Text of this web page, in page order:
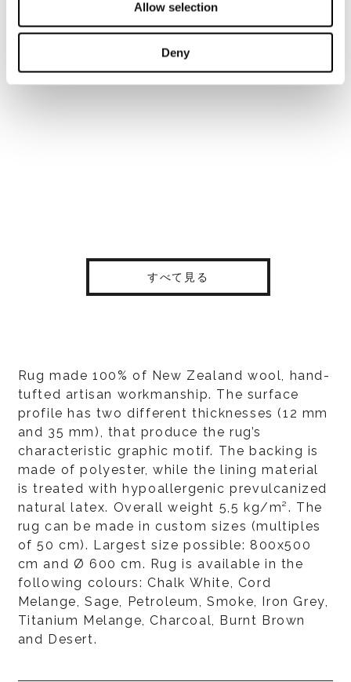
Allow selection
Deny
すべて見る
Rug made 100% of New Zealand wool, hand-
tufted artisan workmanship. The surface
profile has two different thicknesses (12 mm
and 35 mm), that produce the rug’s
characteristic graphic motif. The backing is
made of polyester, while the lining material
is treated with hypoallergenic prevulcanized
natural latex. Overall weight 5,5 kg/m². The
rug can be made in custom sizes (multiples
of 50 cm). Largest size possible: 800x500
cm and Ø 600 cm. Rug is available in the
following colours: Chalk White, Cord
Melange, Sage, Petroleum, Smoke, Iron Grey,
Titanium Melange, Charcoal, Burnt Brown
and Desert.